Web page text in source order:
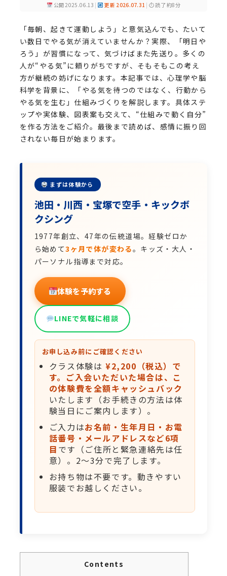
公開 2025.06.13 | 更新 2026.07.31 | ⏱ 読了 約8分
「毎朝、起きて運動しよう」と意気込んでも、たいて
い数日でやる気が消えていませんか？実際、「明日や
ろう」が習慣になって、気づけばまた先送り。多くの
人が“やる気”に頼りがちですが、そもそもこの考え
方が継続の妨げになります。本記事では、心理学や脳
科学を背景に、「やる気を待つのではなく、行動から
やる気を生む」仕組みづくりを解説します。具体ステ
ップや実体験、図表案も交えて、“仕組みで動く自分”
を作る方法をご紹介。最後まで読めば、感情に振り回
されない毎日が始まります。
まずは体験から
池田・川西・宝塚で空手・キックボ
クシング
1977年創立、47年の伝統道場。経験ゼロか
ら始めて3ヶ月で体が変わる。キッズ・大人・
パーソナル指導まで対応。
体験を予約する
LINEで気軽に相談
お申し込み前にご確認ください
クラス体験は¥2,200（税込）で
す。ご入会いただいた場合は、こ
の体験費を全額キャッシュバック
いたします（お手続きの方法は体
験当日にご案内します）。
ご入力はお名前・生年月日・お電
話番号・メールアドレスなど6項
目 です（ご住所と緊急連絡先は任
意）。2〜3分で完了します。
お持ち物は不要です。動きやすい
服装でお越しください。
Contents